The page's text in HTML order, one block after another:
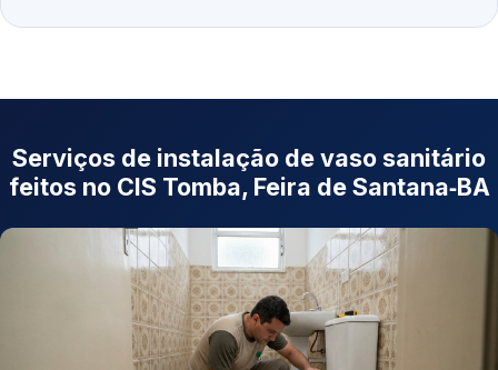
Serviços de instalação de vaso sanitário
feitos no CIS Tomba, Feira de Santana‑BA